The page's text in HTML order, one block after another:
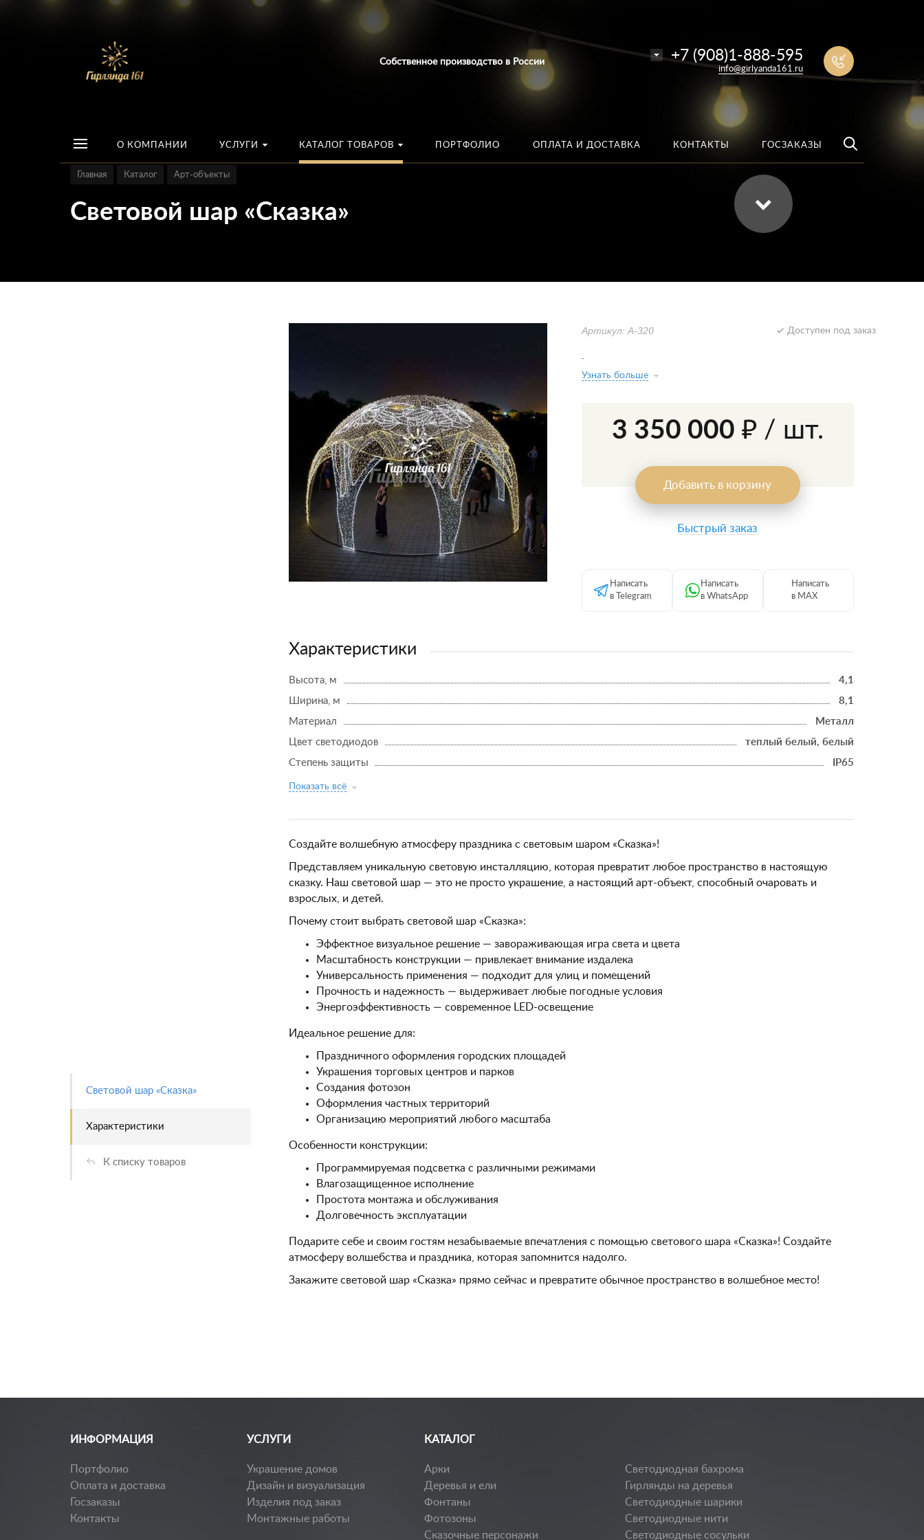
Собственное производство в России +7 (908)1-888-595
info@girlyanda161.ru
О КОМПАНИИ УСЛУГИ КАТАЛОГ ТОВАРОВ ПОРТФОЛИО ОПЛАТА И ДОСТАВКА КОНТАКТЫ ГОСЗАКАЗЫ
Главная Каталог Арт-объекты
Световой шар «Сказка»
Световой шар «Сказка»
Характеристики
К списку товаров
Артикул: А-320 Доступен под заказ
.
Узнать больше
3 350 000 ₽/ шт.
Добавить в корзину
Быстрый заказ
Написать
в Telegram
Написать
в WhatsApp
Написать
в MAX
Характеристики
Высота, м
4,1
Ширина, м
8,1
Материал
Металл
Цвет светодиодов
теплый белый, белый
Степень защиты
IP65
Показать всё
Создайте волшебную атмосферу праздника с световым шаром «Сказка»!
Представляем уникальную световую инсталляцию, которая превратит любое пространство в настоящую
сказку. Наш световой шар — это не просто украшение, а настоящий арт-объект, способный очаровать и
взрослых, и детей.
Почему стоит выбрать световой шар «Сказка»:
Эффектное визуальное решение — завораживающая игра света и цвета
Масштабность конструкции — привлекает внимание издалека
Универсальность применения — подходит для улиц и помещений
Прочность и надежность — выдерживает любые погодные условия
Энергоэффективность — современное LED-освещение
Идеальное решение для:
Праздничного оформления городских площадей
Украшения торговых центров и парков
Создания фотозон
Оформления частных территорий
Организацию мероприятий любого масштаба
Особенности конструкции:
Программируемая подсветка с различными режимами
Влагозащищенное исполнение
Простота монтажа и обслуживания
Долговечность эксплуатации
Подарите себе и своим гостям незабываемые впечатления с помощью светового шара «Сказка»! Создайте
атмосферу волшебства и праздника, которая запомнится надолго.
Закажите световой шар «Сказка» прямо сейчас и превратите обычное пространство в волшебное место!
ИНФОРМАЦИЯ
Портфолио
Оплата и доставка
Госзаказы
Контакты
УСЛУГИ
Украшение домов
Дизайн и визуализация
Изделия под заказ
Монтажные работы
КАТАЛОГ
Арки
Деревья и ели
Фонтаны
Фотозоны
Сказочные персонажи
Светодиодная бахрома
Гирлянды на деревья
Светодиодные шарики
Светодиодные нити
Светодиодные сосульки